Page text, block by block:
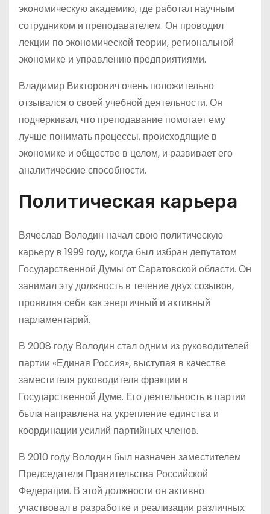
экономическую академию, где работал научным
сотрудником и преподавателем. Он проводил
лекции по экономической теории, региональной
экономике и управлению предприятиями.
Владимир Викторович очень положительно
отзывался о своей учебной деятельности. Он
подчеркивал, что преподавание помогает ему
лучше понимать процессы, происходящие в
экономике и обществе в целом, и развивает его
аналитические способности.
Политическая карьера
Вячеслав Володин начал свою политическую
карьеру в 1999 году, когда был избран депутатом
Государственной Думы от Саратовской области. Он
занимал эту должность в течение двух созывов,
проявляя себя как энергичный и активный
парламентарий.
В 2008 году Володин стал одним из руководителей
партии «Единая Россия», выступая в качестве
заместителя руководителя фракции в
Государственной Думе. Его деятельность в партии
была направлена на укрепление единства и
координации усилий партийных членов.
В 2010 году Володин был назначен заместителем
Председателя Правительства Российской
Федерации. В этой должности он активно
участвовал в разработке и реализации различных